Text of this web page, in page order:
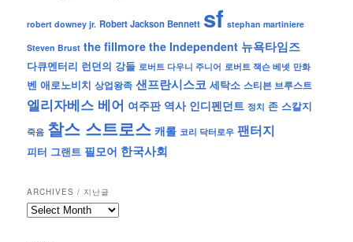
robert downey jr. Robert Jackson Bennett sf stephan martiniere
Steven Brust the fillmore the Independent 뉴욕타임즈
다큐멘터리 런던의 강들 로버트 다우니 주니어 로버트 잭슨 베넷 만화
벤 애로노비치 상업왕족 샌프란시스코 세탁소 스티븐 브루스트
엘리자베스 베어 여주판 역사 인디펜던트 정치 존 스칼지
죽음 찰스 스트로스 캐롤 코리 닥터로우 팬터지
피터 그랜트 필모어 한국사회
ARCHIVES / 지난글
archives